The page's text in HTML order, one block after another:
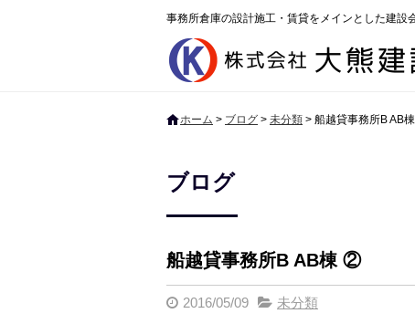
事務所倉庫の設計施工・賃貸をメインとした建設
ホーム > ブログ > 未分類 > 船越貸事務所B AB
ブログ
船越貸事務所B AB棟 ②
2016/05/09 未分類